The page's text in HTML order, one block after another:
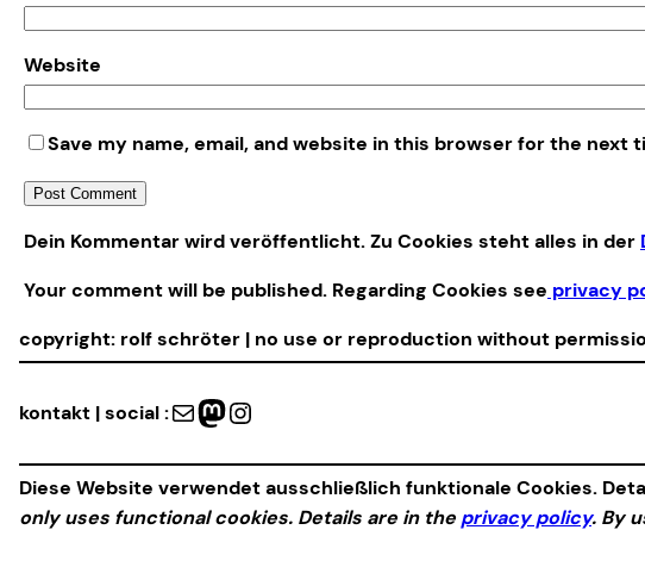
Website
Save my name, email, and website in this browser for the next
Alternative:
Dein Kommentar wird veröffentlicht. Zu Cookies steht alles in der
Your comment will be published. Regarding Cookies see privacy
copyright: rolf schröter | no use or reproduction without
kontakt | social :Mail Mastodon Instagram
Diese Website verwendet ausschließlich funktionale Cookies.
only uses functional cookies. Details are in the privacy policy. By